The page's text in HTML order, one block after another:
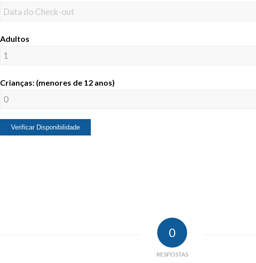
Adultos
Crianças: (menores de 12 anos)
0
RESPOSTAS